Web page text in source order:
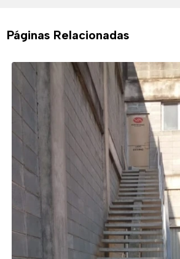
Páginas Relacionadas